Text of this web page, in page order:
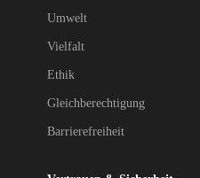
Umwelt
Vielfalt
Ethik
Gleichberechtigung
Barrierefreiheit